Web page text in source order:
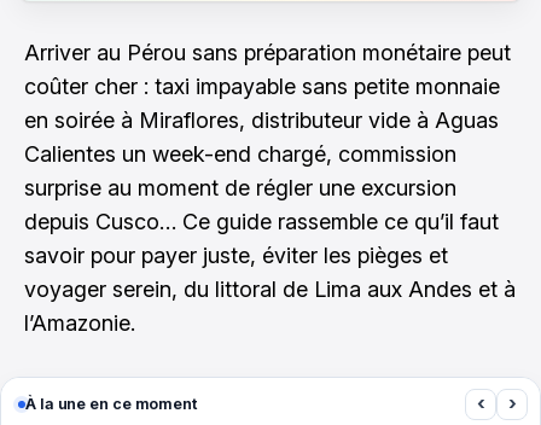
Arriver au Pérou sans préparation monétaire peut
coûter cher : taxi impayable sans petite monnaie
en soirée à Miraflores, distributeur vide à Aguas
Calientes un week-end chargé, commission
surprise au moment de régler une excursion
depuis Cusco… Ce guide rassemble ce qu’il faut
savoir pour payer juste, éviter les pièges et
voyager serein, du littoral de Lima aux Andes et à
l’Amazonie.
À la une en ce moment ‹ ›